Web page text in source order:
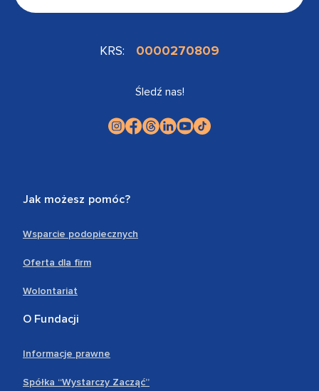
KRS: 0000270809
Śledź nas!
Jak możesz pomóc?
Wsparcie podopiecznych
Oferta dla firm
Wolontariat
O Fundacji
Informacje prawne
Spółka “Wystarczy Zacząć”